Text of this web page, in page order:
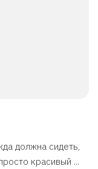
должна сидеть,
красивый ...